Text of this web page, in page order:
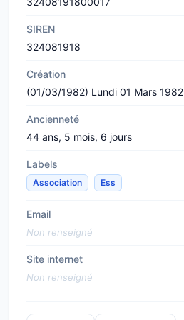
SIREN
324081918
Création
(01/03/1982) Lundi 01 Mars 1982
Ancienneté
44 ans, 5 mois, 6 jours
Labels
Association Ess
Email
Non renseigné
Site internet
Non renseigné